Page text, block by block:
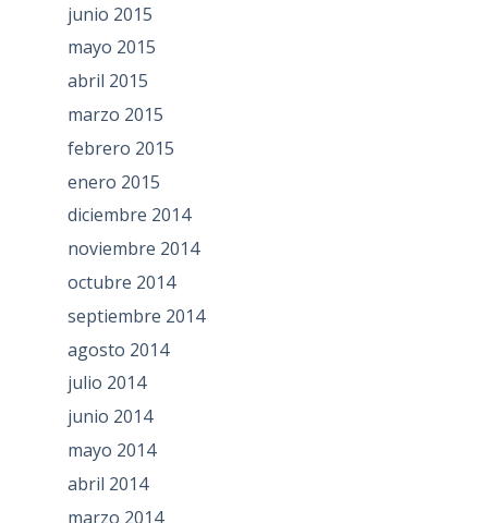
junio 2015
mayo 2015
abril 2015
marzo 2015
febrero 2015
enero 2015
diciembre 2014
noviembre 2014
octubre 2014
septiembre 2014
agosto 2014
julio 2014
junio 2014
mayo 2014
abril 2014
marzo 2014